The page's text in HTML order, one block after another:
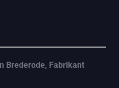
Brederode, Fabrikant